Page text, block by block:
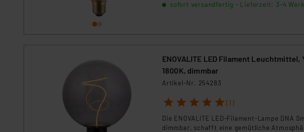
sofort versandfertig - Lieferzeit: 3-4
ENOVALITE LED Filament Leuchtmittel,
1800K, dimmbar
Artikel-Nr. 254283
1 2 3 4 5 (1)
Die ENOVALITE LED-Filament-Lampe DNA
dimmbar, schafft eine gemütliche